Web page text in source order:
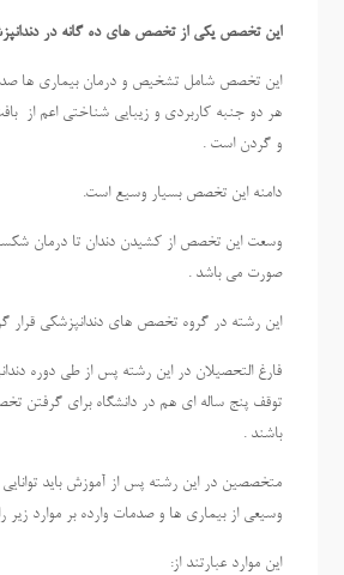
این تخصص یکی از تخصص های ده گانه در
این تخصص شامل تشخیص و درمان بیماری ها
هر دو جنبه کاربردی و زیبایی شناختی اعم از
و گردن است .
دامنه این تخصص بسیار وسیع است.
وسعت این تخصص از کشیدن دندان تا درمان
صورت می باشد .
این رشته در گروه تخصص های دندانپزشکی قرار
فارغ التحصیلان در این رشته پس از طی دوره
توقف پنج ساله ای هم در دانشگاه برای گرفتن
باشند .
متخصصین در این رشته پس از آموزش باید
وسیعی از بیماری ها و صدمات وارده بر موارد زیر
این موارد عبارتند از: